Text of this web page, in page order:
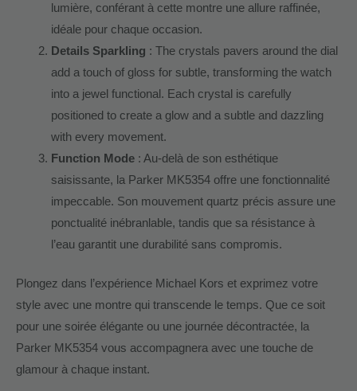
lumière, conférant à cette montre une allure raffinée,
idéale pour chaque occasion.
Details Sparkling : The crystals pavers around the dial
add a touch of gloss for subtle, transforming the watch
into a jewel functional. Each crystal is carefully
positioned to create a glow and a subtle and dazzling
with every movement.
Function Mode: Au-delà de son esthétique
saisissante, la Parker MK5354 offre une fonctionnalité
impeccable. Son mouvement quartz précis assure une
ponctualité inébranlable, tandis que sa résistance à
l’eau garantit une durabilité sans compromis.
Plongez dans l’expérience Michael Kors et exprimez votre
style avec une montre qui transcende le temps. Que ce soit
pour une soirée élégante ou une journée décontractée, la
Parker MK5354 vous accompagnera avec une touche de
glamour à chaque instant.